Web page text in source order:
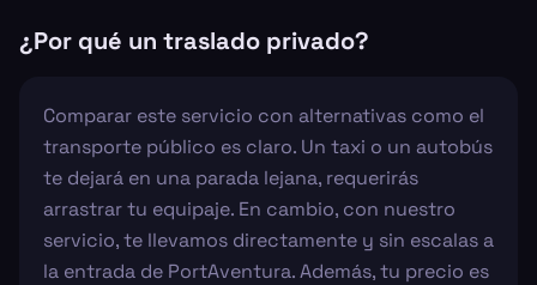
¿Por qué un traslado privado?
Comparar este servicio con alternativas como el
transporte público es claro. Un taxi o un autobús
te dejará en una parada lejana, requerirás
arrastrar tu equipaje. En cambio, con nuestro
servicio, te llevamos directamente y sin escalas a
la entrada de PortAventura. Además, tu precio es